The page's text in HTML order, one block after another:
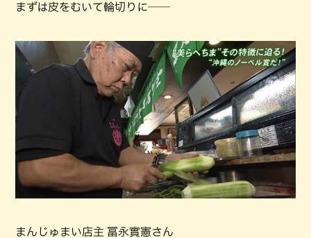
まずは皮をむいて輪切りに──
まんじゅまい店主 冨永實憲さん